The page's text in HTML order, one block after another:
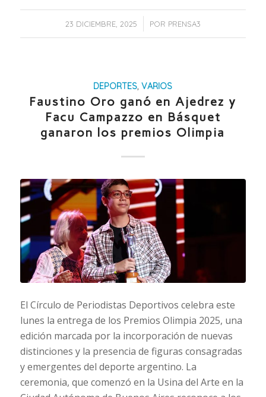
23 DICIEMBRE, 2025
/ POR PRENSA3
DEPORTES,VARIOS
Faustino Oro ganó en Ajedrez y
Facu Campazzo en Básquet
ganaron los premios Olimpia
El Círculo de Periodistas Deportivos celebra este
lunes la entrega de los Premios Olimpia 2025, una
edición marcada por la incorporación de nuevas
distinciones y la presencia de figuras consagradas
y emergentes del deporte argentino. La
ceremonia, que comenzó en la Usina del Arte en la